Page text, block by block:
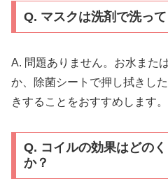
Q. マスクは洗剤で洗っ
A. 問題ありません。お水また
か、除菌シートで押し拭きし
きすることをおすすめします。
Q. コイルの効果はどの
か？